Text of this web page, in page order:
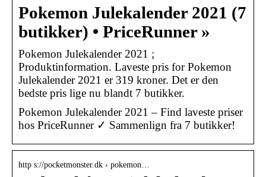
Pokemon Julekalender 2021 (7
butikker) • PriceRunner »
Pokemon Julekalender 2021 ;
Produktinformation. Laveste pris for Pokemon
Julekalender 2021 er 319 kroner. Det er den
bedste pris lige nu blandt 7 butikker.
Pokemon Julekalender 2021 – Find laveste priser
hos PriceRunner ✓ Sammenlign fra 7 butikker!
http s://pocketmonster.dk › pokemon…